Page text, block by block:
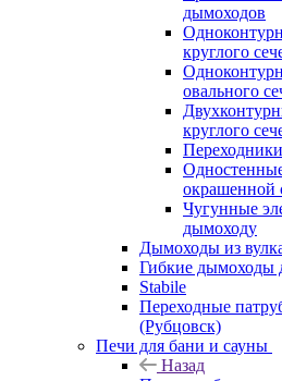
дымоходов
круглого
овального
круглого
окрашенной
Чугунные
дымоходу
Дымоходы из
Гибкие дымоходы
Stabile
Переходные
(Рубцовск)
Печи для бани и сауны
Назад